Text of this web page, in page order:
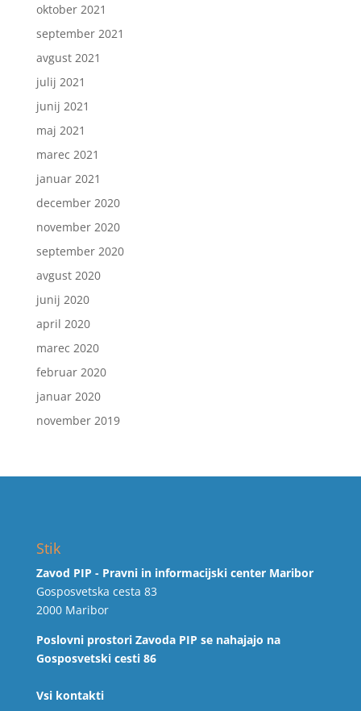
oktober 2021
september 2021
avgust 2021
julij 2021
junij 2021
maj 2021
marec 2021
januar 2021
december 2020
november 2020
september 2020
avgust 2020
junij 2020
april 2020
marec 2020
februar 2020
januar 2020
november 2019
Stik
Zavod PIP - Pravni in informacijski center Maribor
Gosposvetska cesta 83
2000 Maribor
Poslovni prostori Zavoda PIP se nahajajo na
Gosposvetski cesti 86
Vsi kontakti